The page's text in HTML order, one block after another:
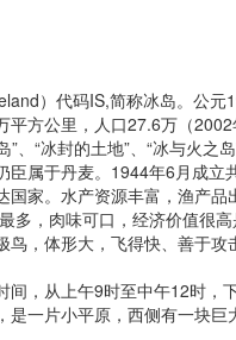
）代码IS,简称冰岛。公元
公里，人口27.6万（2002
、“冰封的土地”、“冰与火之岛
于丹麦。1944年6月成立
。水产资源丰富，渔产品
多，肉味可口，经济价值很
体形大，飞得快、善于攻
从上午9时至中午12时，
片小平原，西侧有一块巨